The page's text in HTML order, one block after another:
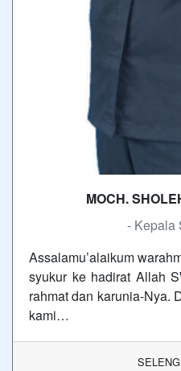
MOCH.
- Kepala
Assalamu’alaikum
syukur ke hadirat Allah
rahmat dan karunia-Nya.
kami…